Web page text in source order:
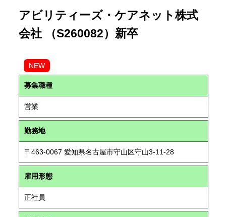
アビリティーズ・ケアネット株式
会社 （S260082）新卒
NEW
募集職種
営業
勤務地
〒463-0067 愛知県名古屋市守山区守山3-11-28
雇用形態
正社員